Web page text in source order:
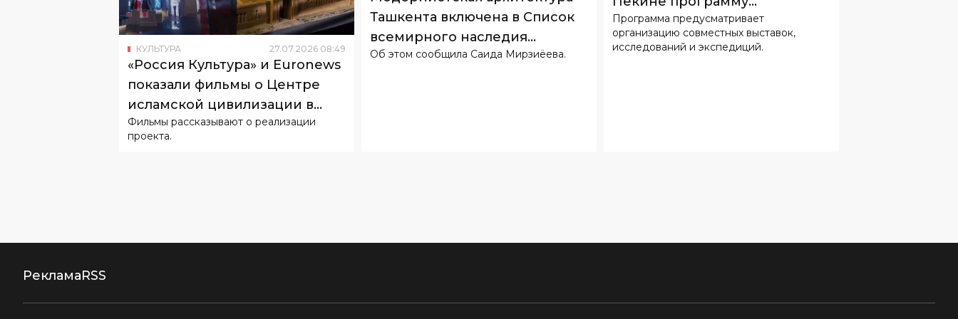
«Россия Культура» и Euronews
показали фильмы о Центре
исламской цивилизации в
Узбекистане
Фильмы рассказывают о реализации
РекламаRSS